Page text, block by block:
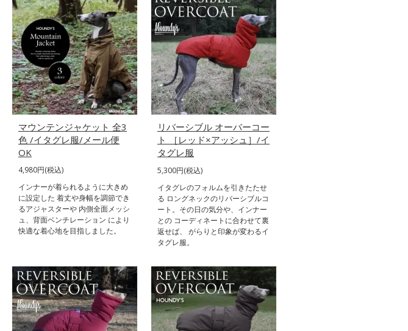
マウンテンジャケット 全3
色 /イタグレ服/メール便
OK
4,980円(税込)
インナーが着られるように大きめ
に設定した 着丈や身幅を調節でき
るアジャスターや 内側全面メッシ
ュ、背面ベンチレーション により
快適な着心地を目指しました。
リバーシブル オーバーコー
ト ［レッド×アッシュ］/イ
タグレ服
5,300円(税込)
イタグレのフォルムを引きたたせ
る ロングネックのリバーシブルコ
ート。その日の気分や、インナー
との コーディネートに合わせて裏
返せば、 がらりと印象が変わるイ
タグレ服。